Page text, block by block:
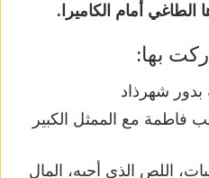
أمام الكاميرا.
بها:
شهرذاد
مع الممثل الكبير
اللص الذي أحبه، المال